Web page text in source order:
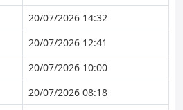
20/07/2026 14:32
20/07/2026 12:41
20/07/2026 10:00
20/07/2026 08:18